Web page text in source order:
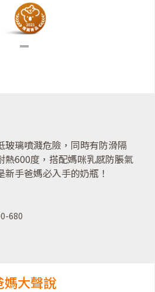
玻璃噴濺危險，同時有防滑隔
熱600度，搭配媽咪乳感防脹氣
手爸媽必入手的奶瓶！
680
媽大聲說